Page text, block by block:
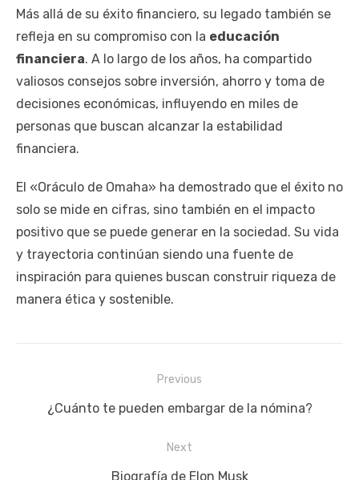
Más allá de su éxito financiero, su legado también se
refleja en su compromiso con la educación
financiera. A lo largo de los años, ha compartido
valiosos consejos sobre inversión, ahorro y toma de
decisiones económicas, influyendo en miles de
personas que buscan alcanzar la estabilidad
financiera.
El «Oráculo de Omaha» ha demostrado que el éxito no
solo se mide en cifras, sino también en el impacto
positivo que se puede generar en la sociedad. Su vida
y trayectoria continúan siendo una fuente de
inspiración para quienes buscan construir riqueza de
manera ética y sostenible.
Previous
Previous
¿Cuánto te pueden embargar de la nómina?
Next
Next
Biografía de Elon Musk